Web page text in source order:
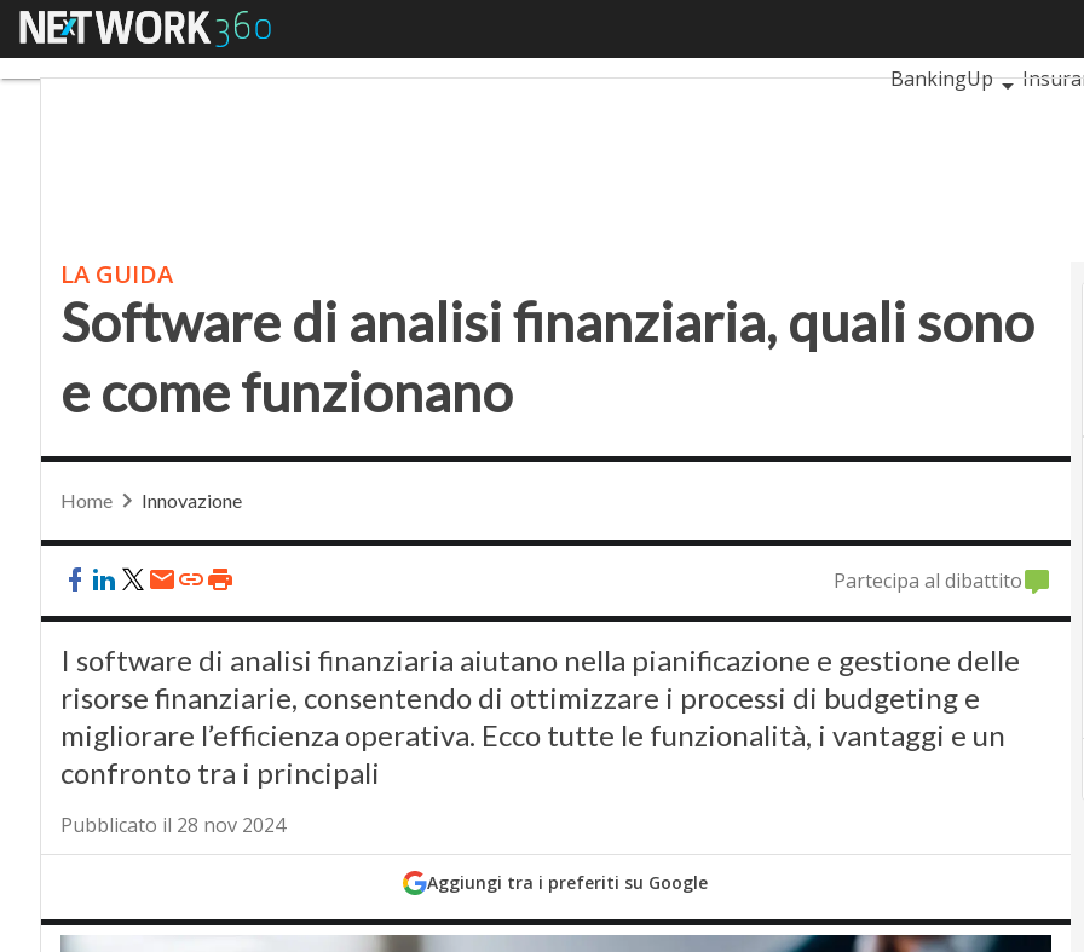
Menu
BankingUp
LA GUIDA
Software di analisi finanziaria, quali sono
e come funzionano
Home Innovazione
Partecipa al dibattito
I software di analisi finanziaria aiutano nella pianificazione e gestione delle
risorse finanziarie, consentendo di ottimizzare i processi di budgeting e
migliorare l’efficienza operativa. Ecco tutte le funzionalità, i vantaggi e un
confronto tra i principali
Pubblicato il 28 nov 2024
Aggiungi tra i preferiti su Google